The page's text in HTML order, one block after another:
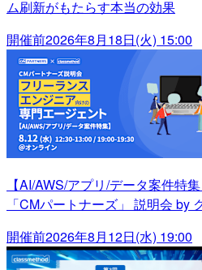
ム刷新がもたらす本当の効果
開催前2026年8月18日(火) 15:00
【AI/AWS/アプリ/データ案件特
「CMパートナーズ」 説明会 by
開催前2026年8月12日(水) 19:00